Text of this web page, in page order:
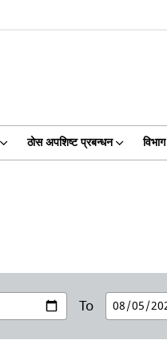
ठोस अपशिष्ट प्रबन्धन विभाग
To